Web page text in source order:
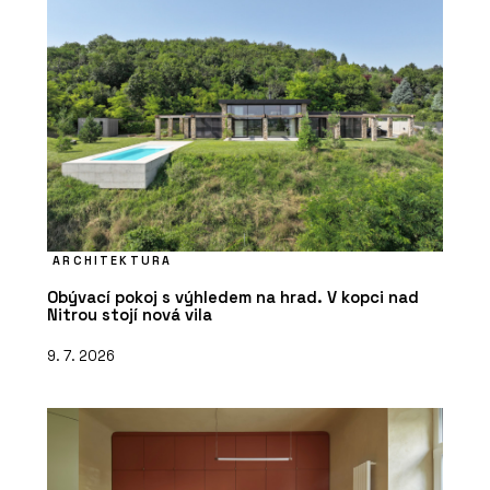
ARCHITEKTURA
Obývací pokoj s výhledem na hrad. V kopci nad
Nitrou stojí nová vila
9. 7. 2026